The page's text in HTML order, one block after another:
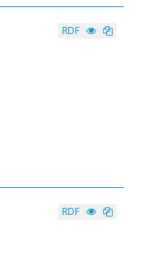
RDF
RDF